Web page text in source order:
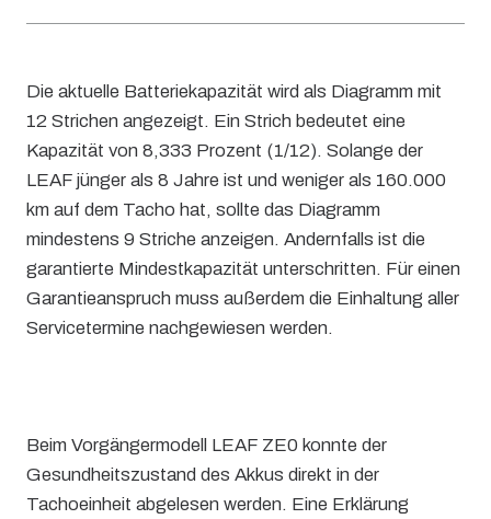
Die aktuelle Batteriekapazität wird als Diagramm mit
12 Strichen angezeigt. Ein Strich bedeutet eine
Kapazität von 8,333 Prozent (1/12). Solange der
LEAF jünger als 8 Jahre ist und weniger als 160.000
km auf dem Tacho hat, sollte das Diagramm
mindestens 9 Striche anzeigen. Andernfalls ist die
garantierte Mindestkapazität unterschritten. Für einen
Garantieanspruch muss außerdem die Einhaltung aller
Servicetermine nachgewiesen werden.
Beim Vorgängermodell LEAF ZE0 konnte der
Gesundheitszustand des Akkus direkt in der
Tachoeinheit abgelesen werden. Eine Erklärung